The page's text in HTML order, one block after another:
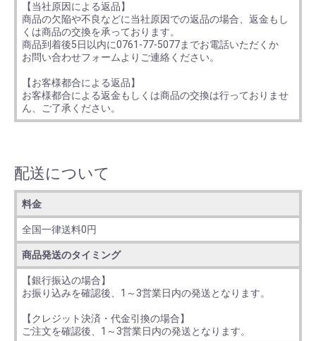
【当社原因による返品】
商品の欠陥や不良などに当社原因での返品の場合、返金もし
くは商品の交換を承っております。
商品到着後5日以内に0761-77-5077までお電話いただくか
お問い合わせフォームよりご連絡ください。
【お客様都合による返品】
お客様都合による返金もしくは商品の交換は行っておりませ
ん、ご了承ください。
配送について
料金
全国一律送料0円
商品発送のタイミング
【銀行振込の場合】
お振り込みを確認後、1～3営業日内の発送となります。
【クレジット決済・代金引換の場合】
ご注文を確認後、1～3営業日内の発送となります。